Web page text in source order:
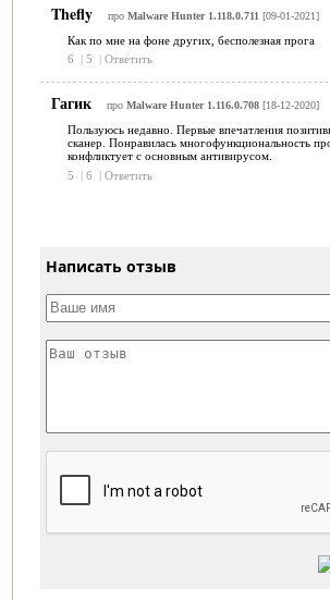
Thefly про Malware Hunter 1.118.0.711 [09-01-2021]
Как по мне на фоне других, бесполезная прога
6
| 5 | Ответить
Гагик про Malware Hunter 1.116.0.708[18-12-2020]
Пользуюсь недавно. Первые впечатления
сканер. Понравилась многофункциональность
конфликтует с основным антивирусом.
5
| 6 | Ответить
Написать отзыв